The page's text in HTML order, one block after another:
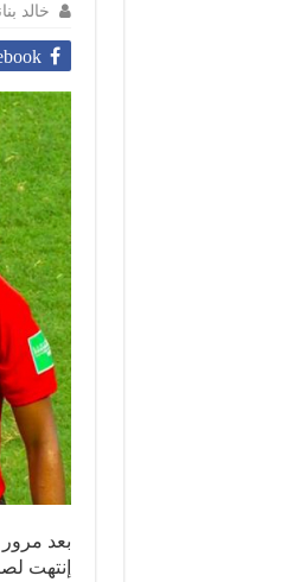
خالد
بعد مرور
إنتهت